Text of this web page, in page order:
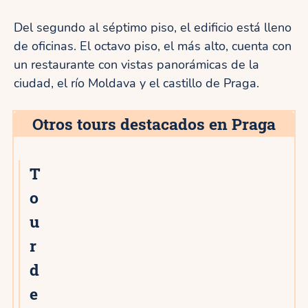
Del segundo al séptimo piso, el edificio está lleno
de oficinas. El octavo piso, el más alto, cuenta con
un restaurante con vistas panorámicas de la
ciudad, el río Moldava y el castillo de Praga.
Otros tours destacados en Praga
T
o
u
r
d
e